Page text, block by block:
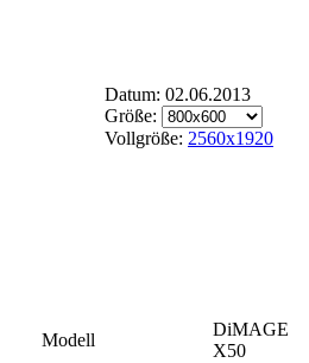
Datum: 02.06.2013
Größe:
Vollgröße: 2560x1920
Modell
DiMAGE
X50